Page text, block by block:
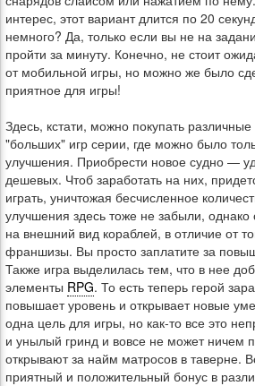
интерес, этот вариант длится по 20
немного? Да, только если вы не на
пройти за минуту. Конечно, не стоит
от мобильной игры, но можно же было
приятное для игры!
Здесь, кстати, можно покупать
"больших" игр серии, где можно было
улучшения. Приобрести новое судно —
дешевых. Чтоб заработать на них,
играть, уничтожая бесчисленное
улучшения здесь тоже не забыли,
на внешний вид кораблей, в отличие от
франшизы. Вы просто заплатите за
Также игра выделилась тем, что в нее
элементы RPG. То есть теперь герой
повышает уровень и открывает новые
одна цель для игры, но как-то все это
и унылый гринд и вовсе не может ничем
открывают за найм матросов в таверне.
приятный и положительный бонус в